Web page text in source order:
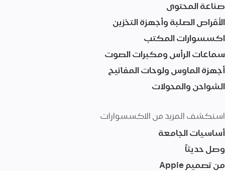
صناعة المحتوى
الأقراص الصلبة وأجهزة التخزين
اكسسوارات المكتب
سماعات الرأس ومكبرات الصوت
أجهزة الماوس ولوحات المفاتيح
الشواحن والمحولات
استكشف المزيد من الاكسسوارات
أساسيات الجامعة
وصل حديثاً
من تصميم ‏Apple